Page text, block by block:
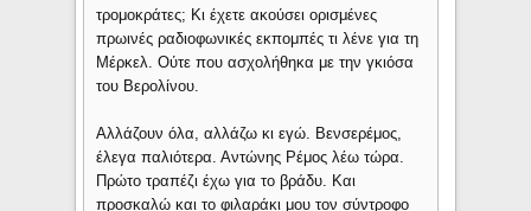
τρομοκράτες; Κι έχετε ακούσει ορισμένες
πρωινές ραδιοφωνικές εκπομπές τι λένε για τη
Μέρκελ. Ούτε που ασχολήθηκα με την γκιόσα
του Βερολίνου.
Αλλάζουν όλα, αλλάζω κι εγώ. Βενσερέμος,
έλεγα παλιότερα. Αντώνης Ρέμος λέω τώρα.
Πρώτο τραπέζι έχω για το βράδυ. Και
προσκαλώ και το φιλαράκι μου τον σύντροφο